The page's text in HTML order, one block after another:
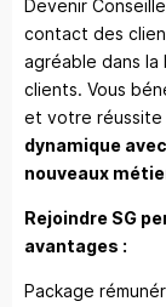
Devenir
contact des
agréable dans
clients. Vous
et votre réussite
dynamique
nouveaux
Rejoindre SG
avantages :
Package